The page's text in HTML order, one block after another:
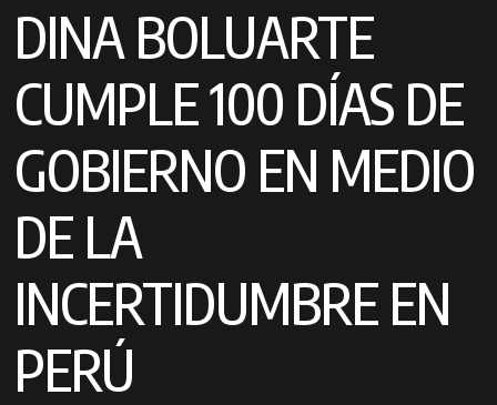
DINA BOLUARTE
CUMPLE 100 DÍAS DE
GOBIERNO EN MEDIO
DE LA
INCERTIDUMBRE EN
PERÚ